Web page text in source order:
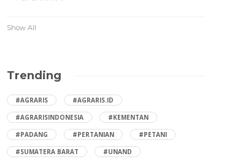
Show All
Trending
#AGRARIS
#AGRARIS.ID
#AGRARISINDONESIA
#KEMENTAN
#PADANG
#PERTANIAN
#PETANI
#SUMATERA BARAT
#UNAND